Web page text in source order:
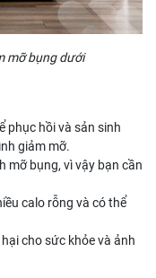
mỡ bụng dưới
phục hồi và sản sinh
giảm mỡ.
mỡ bụng, vì vậy bạn cần
calo rỗng và có thể
cho sức khỏe và ảnh